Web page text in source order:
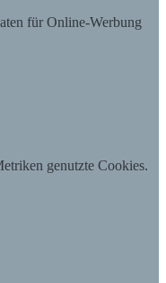
für Online-Werbung
genutzte Cookies.